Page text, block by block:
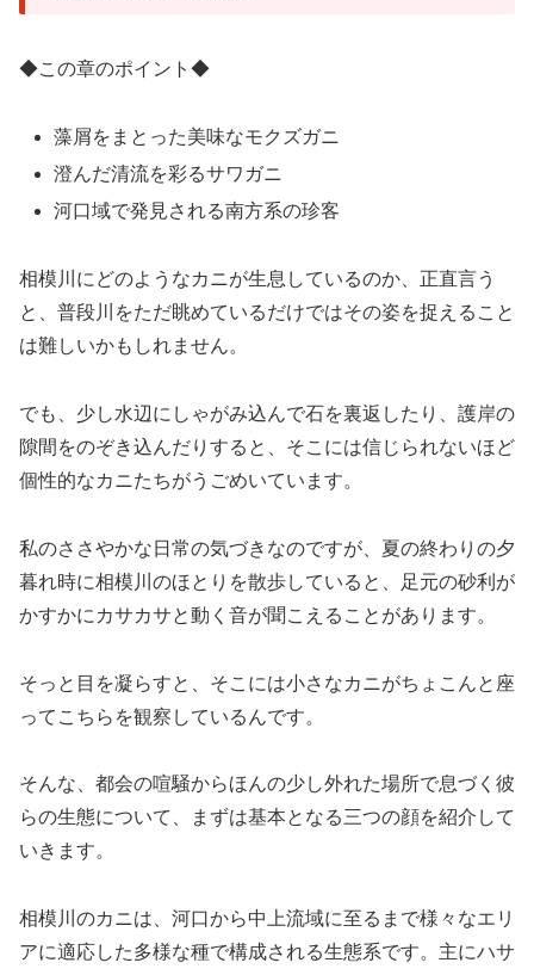
◆この章のポイント◆
藻屑をまとった美味なモクズガニ
澄んだ清流を彩るサワガニ
河口域で発見される南方系の珍客
相模川にどのようなカニが生息しているのか、正直言う
と、普段川をただ眺めているだけではその姿を捉えること
は難しいかもしれません。
でも、少し水辺にしゃがみ込んで石を裏返したり、護岸の
隙間をのぞき込んだりすると、そこには信じられないほど
個性的なカニたちがうごめいています。
私のささやかな日常の気づきなのですが、夏の終わりの夕
暮れ時に相模川のほとりを散歩していると、足元の砂利が
かすかにカサカサと動く音が聞こえることがあります。
そっと目を凝らすと、そこには小さなカニがちょこんと座
ってこちらを観察しているんです。
そんな、都会の喧騒からほんの少し外れた場所で息づく彼
らの生態について、まずは基本となる三つの顔を紹介して
いきます。
相模川のカニは、河口から中上流域に至るまで様々なエリ
アに適応した多様な種で構成される生態系です。主にハサ